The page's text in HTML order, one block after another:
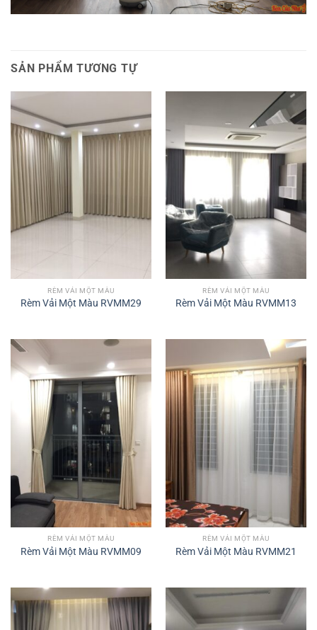
SẢN PHẨM TƯƠNG TỰ
RÈM VẢI MỘT MÀU
Rèm Vải Một Màu RVMM29
RÈM VẢI MỘT MÀU
Rèm Vải Một Màu RVMM13
RÈM VẢI MỘT MÀU
Rèm Vải Một Màu RVMM09
RÈM VẢI MỘT MÀU
Rèm Vải Một Màu RVMM21